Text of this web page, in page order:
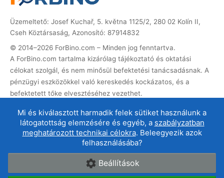
Mi és kiválasztott harmadik felek sütiket használunk a
látogatottság elemzésére és egyéb, a szabályzatban
meghatározott technikai célokra. Beleegyezik azok
felhasználásába?
Beállítások
Üzemeltető: Josef Kuchař, 5. května 1125/2, 280 02 Kolín II,
Cseh Köztársaság, Azonosító: 87914832
© 2014–2026 ForBino.com – Minden jog fenntartva.
A ForBino.com tartalma kizárólag tájékoztató és oktatási
célokat szolgál, és nem minősül befektetési tanácsadásnak. A
pénzügyi eszközökkel való kereskedés kockázatos, és a
befektetett tőke elvesztéséhez vezethet.
ezeken keresztül regisztrál, jutalékot kapunk, amellyel a
weboldalt üzemeltethetjük és fejleszthetjük. Ez nem
befolyásolja az Ön számára a szolgáltatás árát, és az affiliate
Rólunk | Kapcsolat | Felhasználási feltételek |